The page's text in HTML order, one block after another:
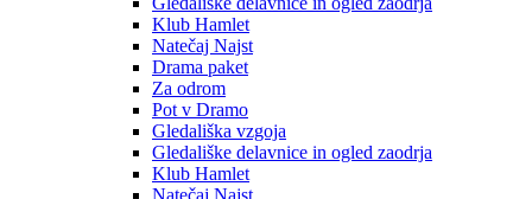
Klub Hamlet
Natečaj Najst
Drama paket
Za odrom
Pot v Dramo
Gledališka vzgoja
Gledališke delavnice in ogled zaodrja
Klub Hamlet
Natečaj Najst